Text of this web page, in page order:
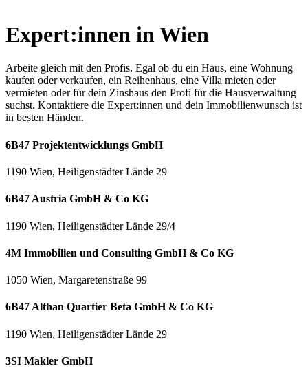
Expert:innen in Wien
Arbeite gleich mit den Profis. Egal ob du ein Haus, eine Wohnung
kaufen oder verkaufen, ein Reihenhaus, eine Villa mieten oder
vermieten oder für dein Zinshaus den Profi für die Hausverwaltung
suchst. Kontaktiere die Expert:innen und dein Immobilienwunsch ist
in besten Händen.
6B47 Projektentwicklungs GmbH
1190 Wien, Heiligenstädter Lände 29
6B47 Austria GmbH & Co KG
1190 Wien, Heiligenstädter Lände 29/4
4M Immobilien und Consulting GmbH & Co KG
1050 Wien, Margaretenstraße 99
6B47 Althan Quartier Beta GmbH & Co KG
1190 Wien, Heiligenstädter Lände 29
3SI Makler GmbH